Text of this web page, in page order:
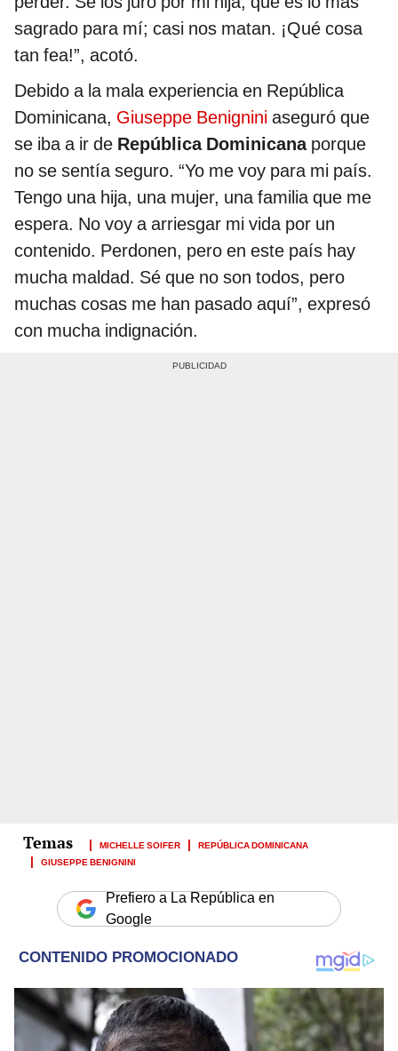
sagrado para mí; casi nos matan. ¡Qué cosa
tan fea!”, acotó.
Debido a la mala experiencia en República
Dominicana, Giuseppe Benignini aseguró que
se iba a ir de República Dominicanaporque
no se sentía seguro. “Yo me voy para mi país.
Tengo una hija, una mujer, una familia que me
espera. No voy a arriesgar mi vida por un
contenido. Perdonen, pero en este país hay
mucha maldad. Sé que no son todos, pero
muchas cosas me han pasado aquí”, expresó
con mucha indignación.
MICHELLE SOIFER
REPÚBLICA DOMINICANA
GIUSEPPE BENIGNINI
Prefiero a La República en
Google